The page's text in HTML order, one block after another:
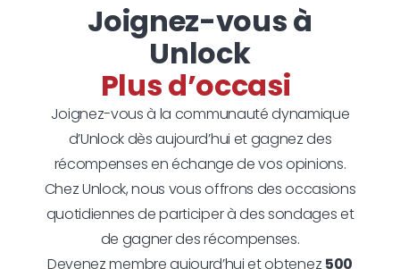
Joignez-vous à
Unlock
Plu
Joignez-vous à la communauté dynamique
d’Unlock dès aujourd’hui et gagnez des
récompenses en échange de vos opinions.
Chez Unlock, nous vous offrons des occasions
quotidiennes de participer à des sondages et
de gagner des récompenses.
Devenez membre aujourd’hui et obtenez 500